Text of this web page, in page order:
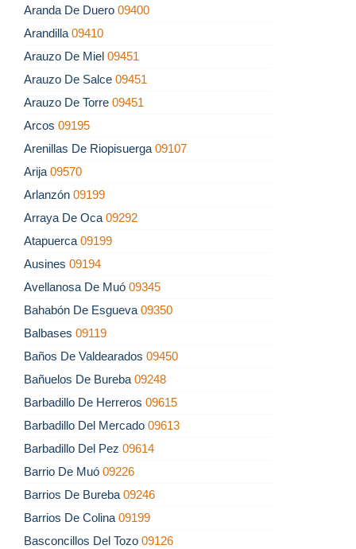
Aranda De Duero 09400
Arandilla 09410
Arauzo De Miel 09451
Arauzo De Salce 09451
Arauzo De Torre 09451
Arcos 09195
Arenillas De Riopisuerga 09107
Arija 09570
Arlanzón 09199
Arraya De Oca 09292
Atapuerca 09199
Ausines 09194
Avellanosa De Muó 09345
Bahabón De Esgueva 09350
Balbases 09119
Baños De Valdearados 09450
Bañuelos De Bureba 09248
Barbadillo De Herreros 09615
Barbadillo Del Mercado 09613
Barbadillo Del Pez 09614
Barrio De Muó 09226
Barrios De Bureba 09246
Barrios De Colina 09199
Basconcillos Del Tozo 09126